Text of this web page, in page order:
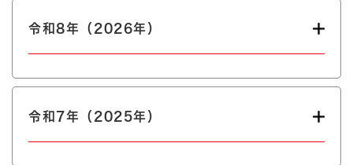
令和8年（2026年）
令和7年（2025年）